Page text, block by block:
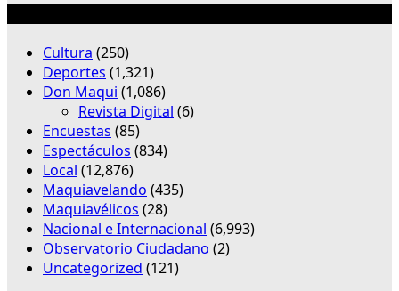
Cultura (250)
Deportes (1,321)
Don Maqui (1,086)
Revista Digital (6)
Encuestas (85)
Espectáculos (834)
Local (12,876)
Maquiavelando (435)
Maquiavélicos (28)
Nacional e Internacional (6,993)
Observatorio Ciudadano (2)
Uncategorized (121)